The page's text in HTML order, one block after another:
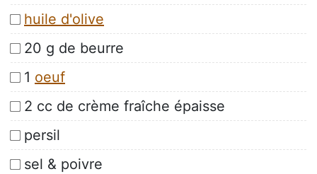
huile d'olive
20 g de beurre
1 oeuf
2 cc de crème fraîche épaisse
persil
sel & poivre